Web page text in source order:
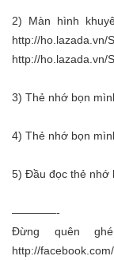
2) Màn hình
http://ho.lazada.vn/
http://ho.lazada.vn/
3) Thẻ nhớ bọn
4) Thẻ nhớ bọn
5) Đầu đọc thẻ nhớ
————-
Đừng quên
http://